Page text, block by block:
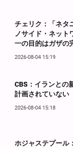
チェリク：「ネタ
ノサイド・ネット
一の目的はガザの
2026-08-04 15:19
CBS：イランとの
計画されていない
2026-08-04 15:18
ホジャステプール